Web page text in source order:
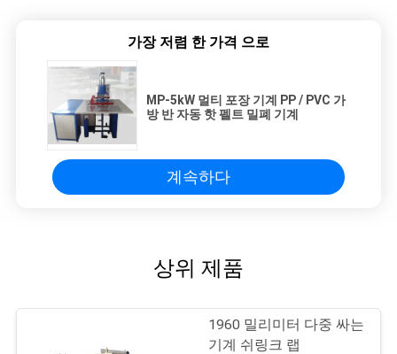
가장 저렴 한 가격 으로
MP-5kW 멀티 포장 기계 PP / PVC 가
방 반 자동 핫 펠트 밀폐 기계
계속하다
상위 제품
1960 밀리미터 다중 싸는
기계 쉬링크 랩